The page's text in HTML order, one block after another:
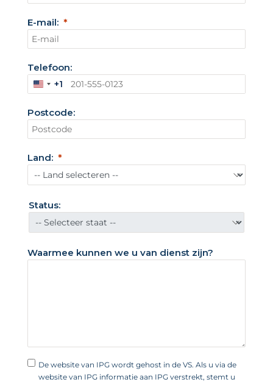
E-mail:
Telefoon:
V
r
e
i
g
e
S
a
+1
Postcode:
Land:
Status:
Waarmee kunnen we u van dienst zijn?
De website van IPG wordt gehost in de VS. Als u via de
website van IPG informatie aan IPG verstrekt, stemt u